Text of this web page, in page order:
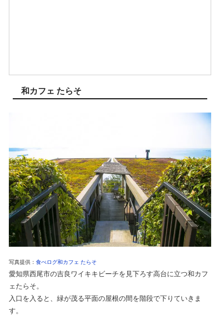
和カフェ たらそ
写真提供： 食べログ和カフェ たらそ
愛知県西尾市の吉良ワイキキビーチを見下ろす高台に立つ和カフ
ェたらそ。
入口を入ると、緑が茂る平面の屋根の間を階段で下りていきま
す。